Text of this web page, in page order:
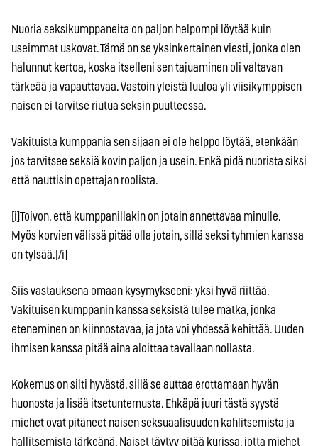
Nuoria seksikumppaneita on paljon helpompi löytää kuin
useimmat uskovat. Tämä on se yksinkertainen viesti, jonka olen
halunnut kertoa, koska itselleni sen tajuaminen oli valtavan
tärkeää ja vapauttavaa. Vastoin yleistä luuloa yli viisikymppisen
naisen ei tarvitse riutua seksin puutteessa.
Vakituista kumppania sen sijaan ei ole helppo löytää, etenkään
jos tarvitsee seksiä kovin paljon ja usein. Enkä pidä nuorista siksi
että nauttisin opettajan roolista.
[i]Toivon, että kumppanillakin on jotain annettavaa minulle.
Myös korvien välissä pitää olla jotain, sillä seksi tyhmien kanssa
on tylsää.[/i]
Siis vastauksena omaan kysymykseeni: yksi hyvä riittää.
Vakituisen kumppanin kanssa seksistä tulee matka, jonka
eteneminen on kiinnostavaa, ja jota voi yhdessä kehittää. Uuden
ihmisen kanssa pitää aina aloittaa tavallaan nollasta.
Kokemus on silti hyvästä, sillä se auttaa erottamaan hyvän
huonosta ja lisää itsetuntemusta. Ehkäpä juuri tästä syystä
miehet ovat pitäneet naisen seksuaalisuuden kahlitsemista ja
hallitsemista tärkeänä. Naiset täytyy pitää kurissa, jotta miehet